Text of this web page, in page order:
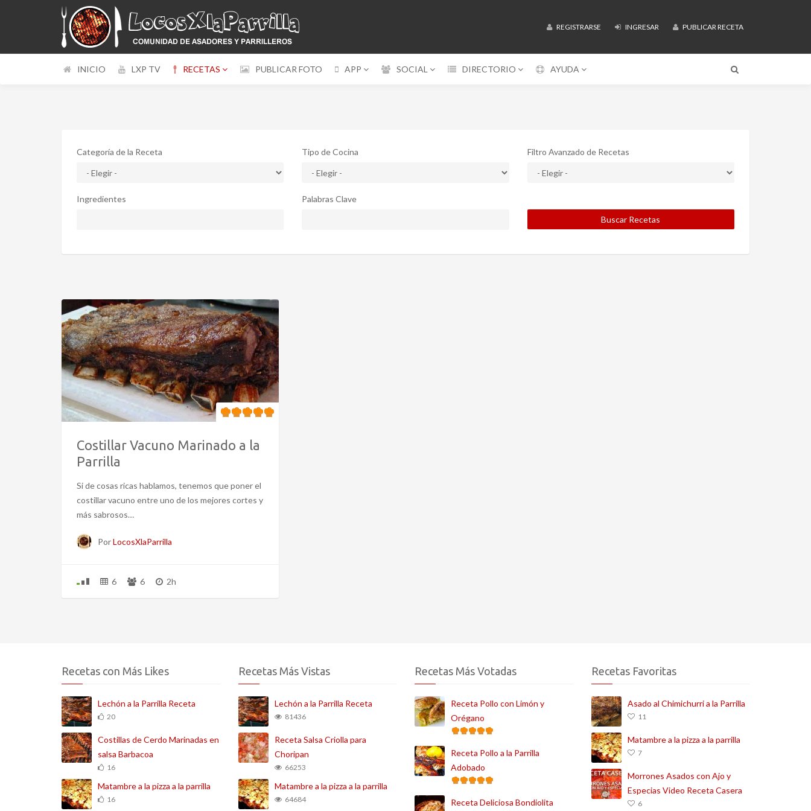
REGISTRARSE INGRESAR PUBLICAR RECETA
INICIO LXP TV RECETAS PUBLICAR FOTO APP SOCIAL DIRECTORIO AYUDA
Categoría de la Receta Tipo de Cocina Filtro Avanzado de Recetas
Ingredientes
Palabras Clave
Buscar Recetas
Costillar Vacuno Marinado a la
Parrilla
Si de cosas ricas hablamos, tenemos que poner el
costillar vacuno entre uno de los mejores cortes y
más sabrosos…
PorLocosXlaParrilla
6 6 2h
Recetas con Más Likes
Lechón a la Parrilla Receta
20
Costillas de Cerdo Marinadas en
salsa Barbacoa
16
Matambre a la pizza a la parrilla
16
Recetas Más Vistas
Lechón a la Parrilla Receta
81436
Receta Salsa Criolla para
Choripan
66253
Matambre a la pizza a la parrilla
64684
Recetas Más Votadas
Receta Pollo con Limón y
Orégano
Receta Pollo a la Parrilla
Adobado
Receta Deliciosa Bondiolita
Recetas Favoritas
Asado al Chimichurri a la Parrilla
11
Matambre a la pizza a la parrilla
7
Morrones Asados con Ajo y
Especias Video Receta Casera
6